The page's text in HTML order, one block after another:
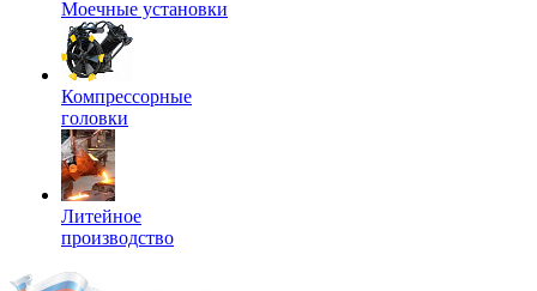
Моечные установки
Компрессорные
головки
Литейное
производство